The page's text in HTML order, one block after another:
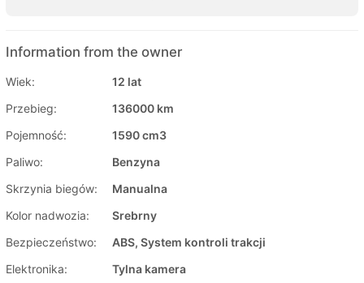
Information from the owner
Wiek:
12 lat
Przebieg:
136000 km
Pojemność:
1590 cm3
Paliwo:
Benzyna
Skrzynia biegów:
Manualna
Kolor nadwozia:
Srebrny
Bezpieczeństwo:
ABS, System kontroli trakcji
Elektronika:
Tylna kamera